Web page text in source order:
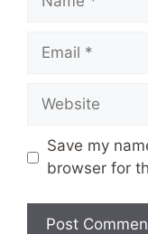
Email
Website
Save my
browser for